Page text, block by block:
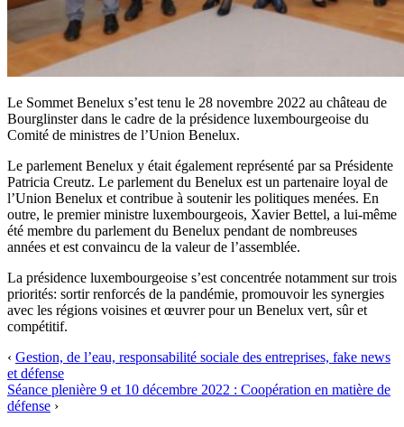
Le Sommet Benelux s’est tenu le 28 novembre 2022 au château de
Bourglinster dans le cadre de la présidence luxembourgeoise du
Comité de ministres de l’Union Benelux.
Le parlement Benelux y était également représenté par sa Présidente
Patricia Creutz. Le parlement du Benelux est un partenaire loyal de
l’Union Benelux et contribue à soutenir les politiques menées. En
outre, le premier ministre luxembourgeois, Xavier Bettel, a lui-même
été membre du parlement du Benelux pendant de nombreuses
années et est convaincu de la valeur de l’assemblée.
La présidence luxembourgeoise s’est concentrée notamment sur trois
priorités: sortir renforcés de la pandémie, promouvoir les synergies
avec les régions voisines et œuvrer pour un Benelux vert, sûr et
compétitif.
‹ Gestion, de l’eau, responsabilité sociale des entreprises, fake news
et défense
Séance plenière 9 et 10 décembre 2022 : Coopération en matière de
défense ›